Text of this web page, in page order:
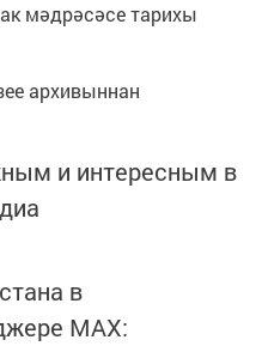
мәдрәсәсе тарихы
архивыннан
и интересным в
в
MАХ: